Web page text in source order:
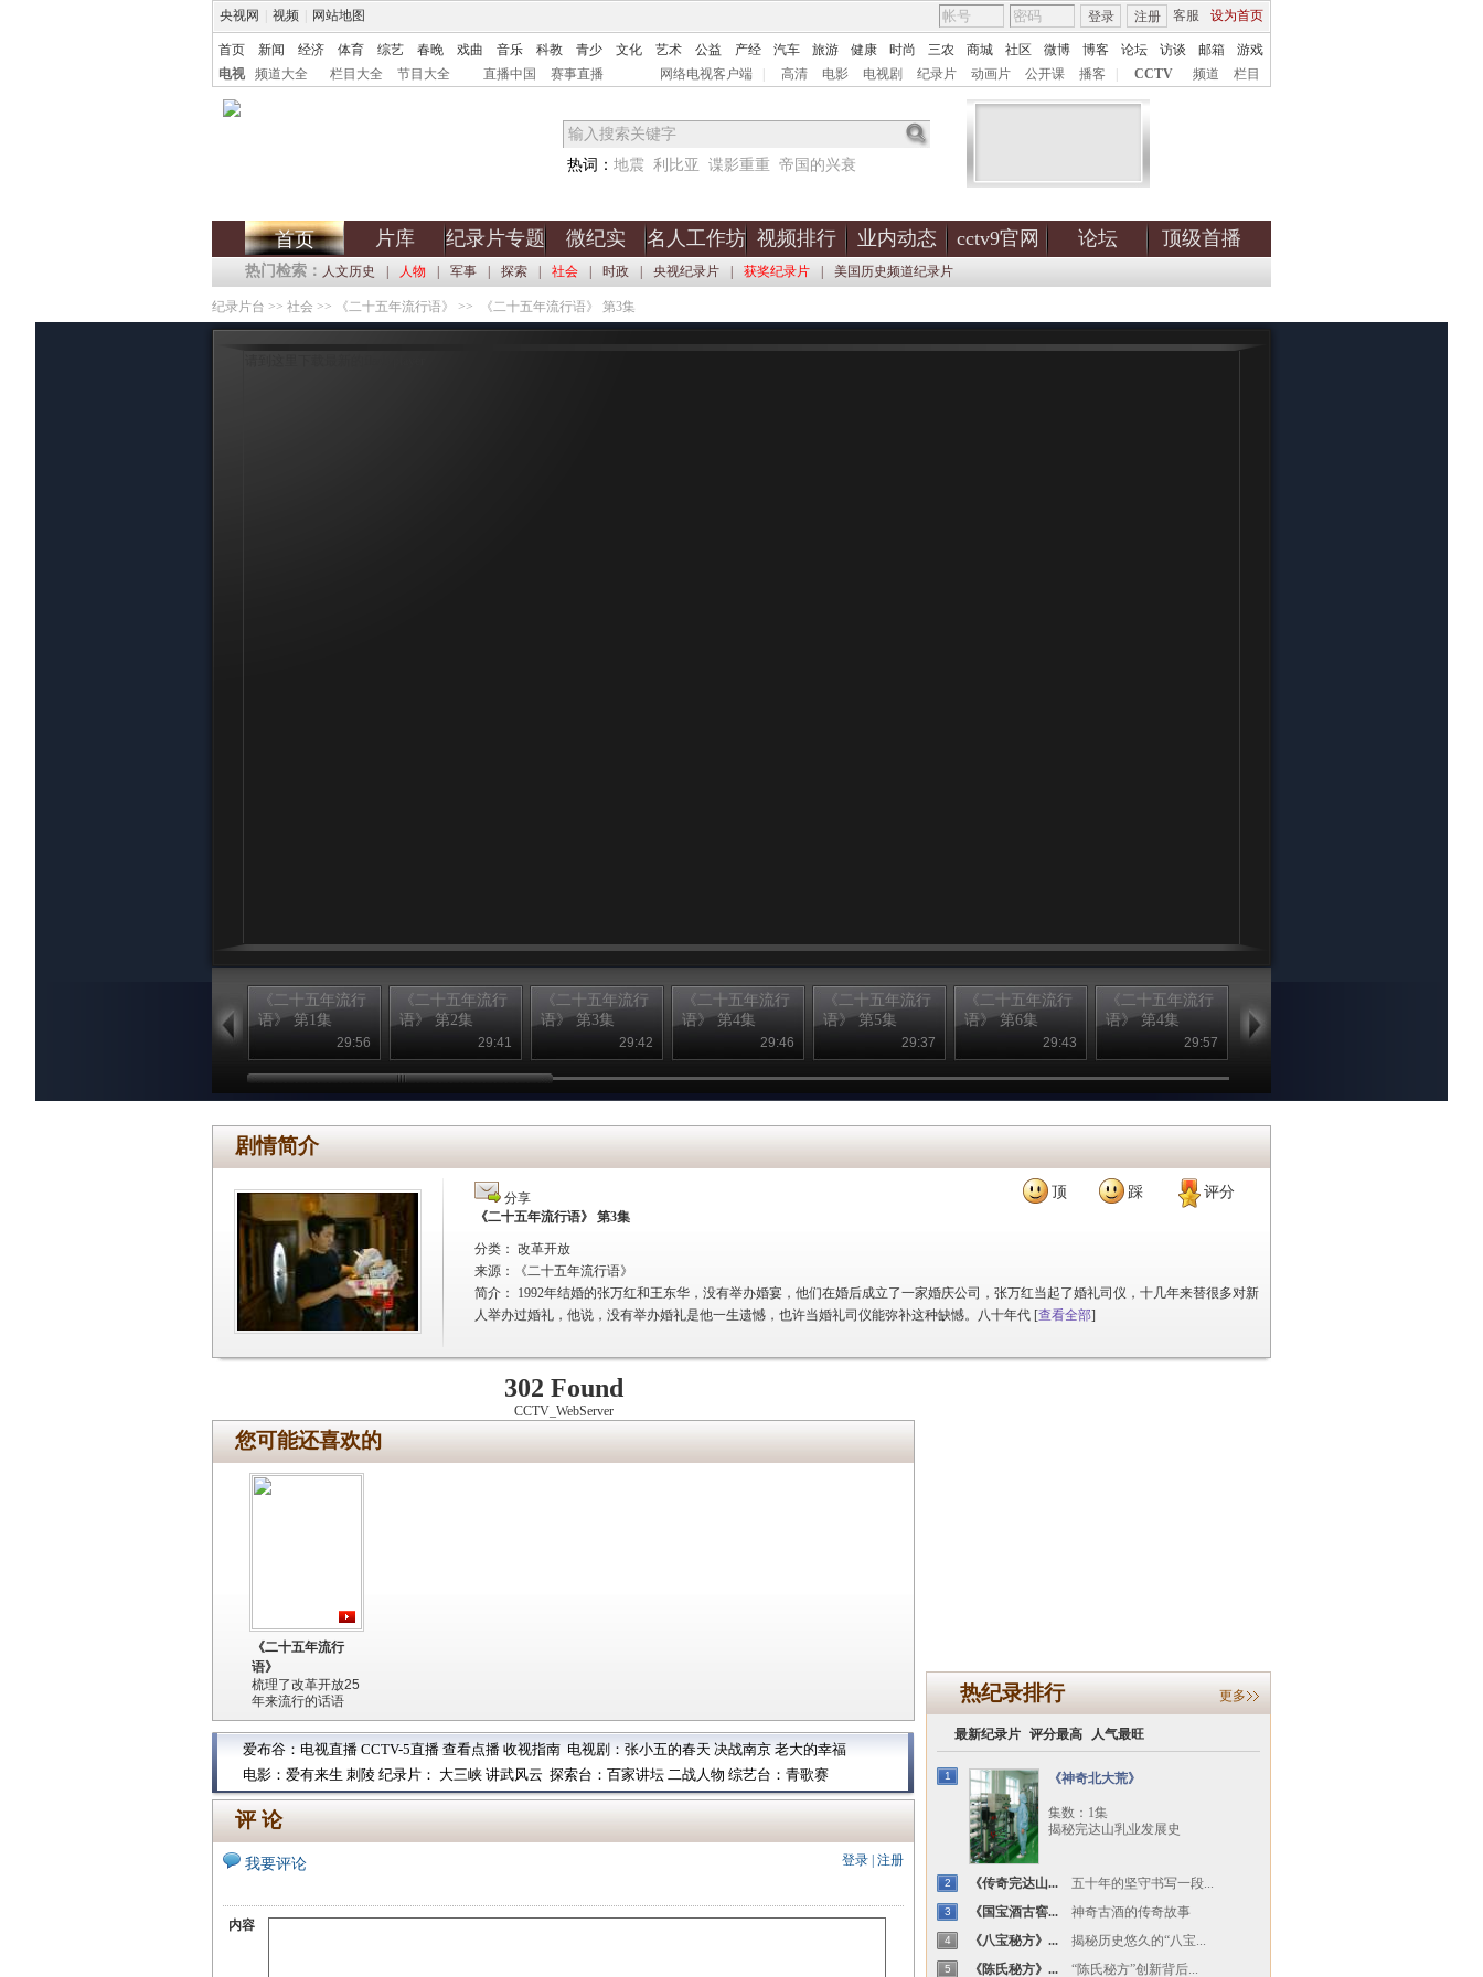
央视网 视频 网站地图 客服 设为首页
登录 注册
首页 新闻 经济 体育 综艺 春晚 戏曲 音乐 科教 青少 文化 艺术 公益 产经 汽车 旅游 健康 时尚 三农 商城 社区 微博 博客 论坛 访谈 邮箱
游戏
电视
频道大全 栏目大全 节目大全 直播中国 赛事直播 网络电视客户端 高清 电影 电视剧 纪录片 动画片 公开课 播客 CCTV 频道 栏目
热词： 地震 利比亚 谍影重重 帝国的兴衰
首页 片库 纪录片专题 微纪实 名人工作坊 视频排行 业内动态 cctv9官网 论坛 顶级首播
热门检索： 人文历史 人物 军事 探索 社会 时政 央视纪录片 获奖纪录片 美国历史频道纪录片
纪录片台 >> 社会 >> 《二十五年流行语》 >> 《二十五年流行语》 第3集
《二十五年流行
语》 第1集
29:56
《二十五年流行
语》 第2集
29:41
《二十五年流行
语》 第3集
29:42
《二十五年流行
语》 第4集
29:46
《二十五年流行
语》 第5集
29:37
《二十五年流行
语》 第6集
29:43
《二十五年流行
语》 第4集
29:57
语》 第5集
剧情简介
顶 踩 评分
分享
《二十五年流行语》 第3集
分类： 改革开放
来源：
《二十五年流行语》
简介：
1992年结婚的张万红和王东华，没有举办婚宴，他们在婚后成立了一家婚庆公司，张万红当起了婚礼司仪，十几年来替很多对新
人举办过婚礼，他说，没有举办婚礼是他一生遗憾，也许当婚礼司仪能弥补这种缺憾。八十年代 [查看全部]
302 Found
CCTV_WebServer
您可能还喜欢的
《二十五年流行
语》
梳理了改革开放25
年来流行的话语
爱布谷： 电视直播 CCTV-5直播 查看点播 收视指南 电视剧： 张小五的春天 决战南京 老大的幸福
电影： 爱有来生 刺陵 纪录片： 大三峡 讲武风云 探索台： 百家讲坛 二战人物 综艺台： 青歌赛
评 论
登录 注册
我要评论
内容
热纪录排行 更多
最新纪录片 评分最高 人气最旺
1 《神奇北大荒》
集数：1集
揭秘完达山乳业发展史
2 《传奇完达山... 五十年的坚守书写一段...
3 《国宝酒古窖... 神奇古酒的传奇故事
4 《八宝秘方》... 揭秘历史悠久的“八宝...
5 《陈氏秘方》... “陈氏秘方”创新背后...